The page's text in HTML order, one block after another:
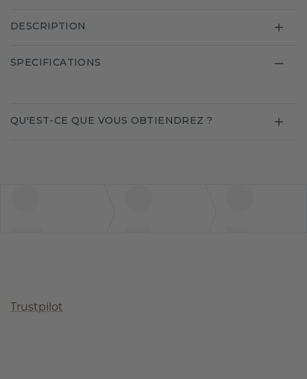
DESCRIPTION
SPECIFICATIONS
QU'EST-CE QUE VOUS OBTIENDREZ ?
Trustpilot